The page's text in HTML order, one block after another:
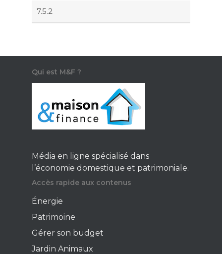
Qui est M&F ?
Média en ligne spécialisé dans
l’économie domestique et patrimoniale.
Accès rapide aux contenus
Énergie
Patrimoine
Gérer son budget
Jardin Animaux